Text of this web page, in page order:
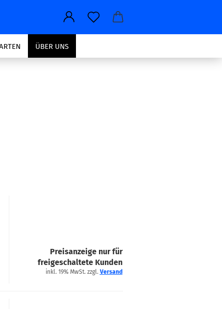
ÜBER UNS
Preisanzeige nur für
freigeschaltete Kunden
inkl. 19% MwSt. zzgl. Versand